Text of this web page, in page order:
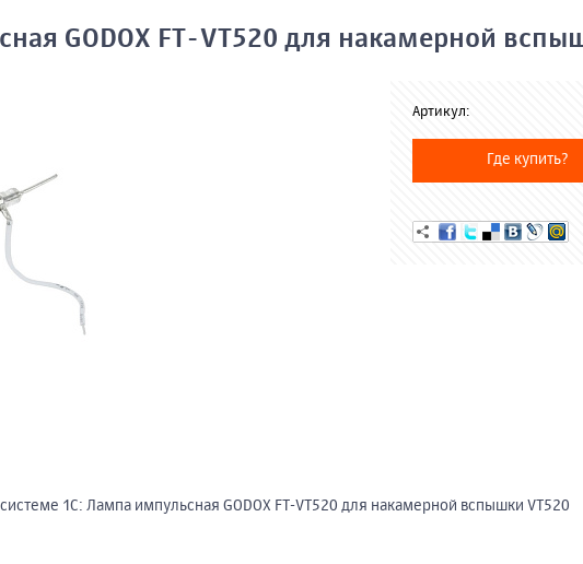
GODOX FT-VT520 для накамерной
Артикул:
Где купить?
1С: Лампа импульсная GODOX FT-VT520 для накамерной вспышки VT520